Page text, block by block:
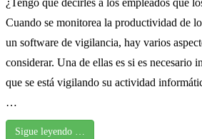
¿Tengo que decirles a los empleados que
Cuando se monitorea la productividad de
un software de vigilancia, hay varios
considerar. Una de ellas es si es necesario
que se está vigilando su actividad
…
Sigue leyendo …